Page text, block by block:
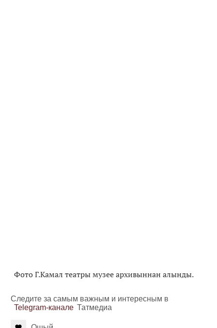
Фото Г.Камал театры музее архивыннан алынды.
Следите за самым важным и интересным в
Telegram-канале Татмедиа